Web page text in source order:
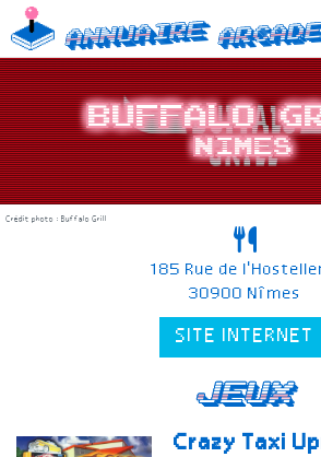
Skip
to
content
Annuaire
Buffalo
Nimes
Crédit photo : Buffalo Grill
185 Rue de
30900 Nîmes
SITE INTERNET
Jeux
Crazy Taxi